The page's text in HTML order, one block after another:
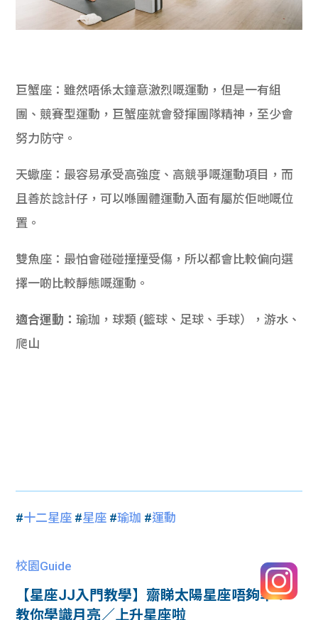
巨蟹座：雖然唔係太鐘意激烈嘅運動，但是一有組
團、競賽型運動，巨蟹座就會發揮團隊精神，至少會
努力防守。
天蠍座：最容易承受高強度、高競爭嘅運動項目，而
且善於諗計仔，可以喺團體運動入面有屬於佢哋嘅位
置。
雙魚座：最怕會碰碰撞撞受傷，所以都會比較偏向選
擇一啲比較靜態嘅運動。
適合運動：瑜珈，球類 (籃球、足球、手球），游水、
爬山
#十二星座 #星座 #瑜珈 #運動
校園Guide
【星座JJ入門教學】齋睇太陽星座唔夠準？
教你學識月亮／上升星座啦